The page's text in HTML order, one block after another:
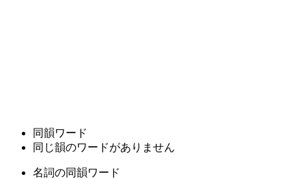
同韻ワード
同じ韻のワードがありません
名詞の同韻ワード